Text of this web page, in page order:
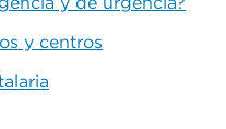
y centros